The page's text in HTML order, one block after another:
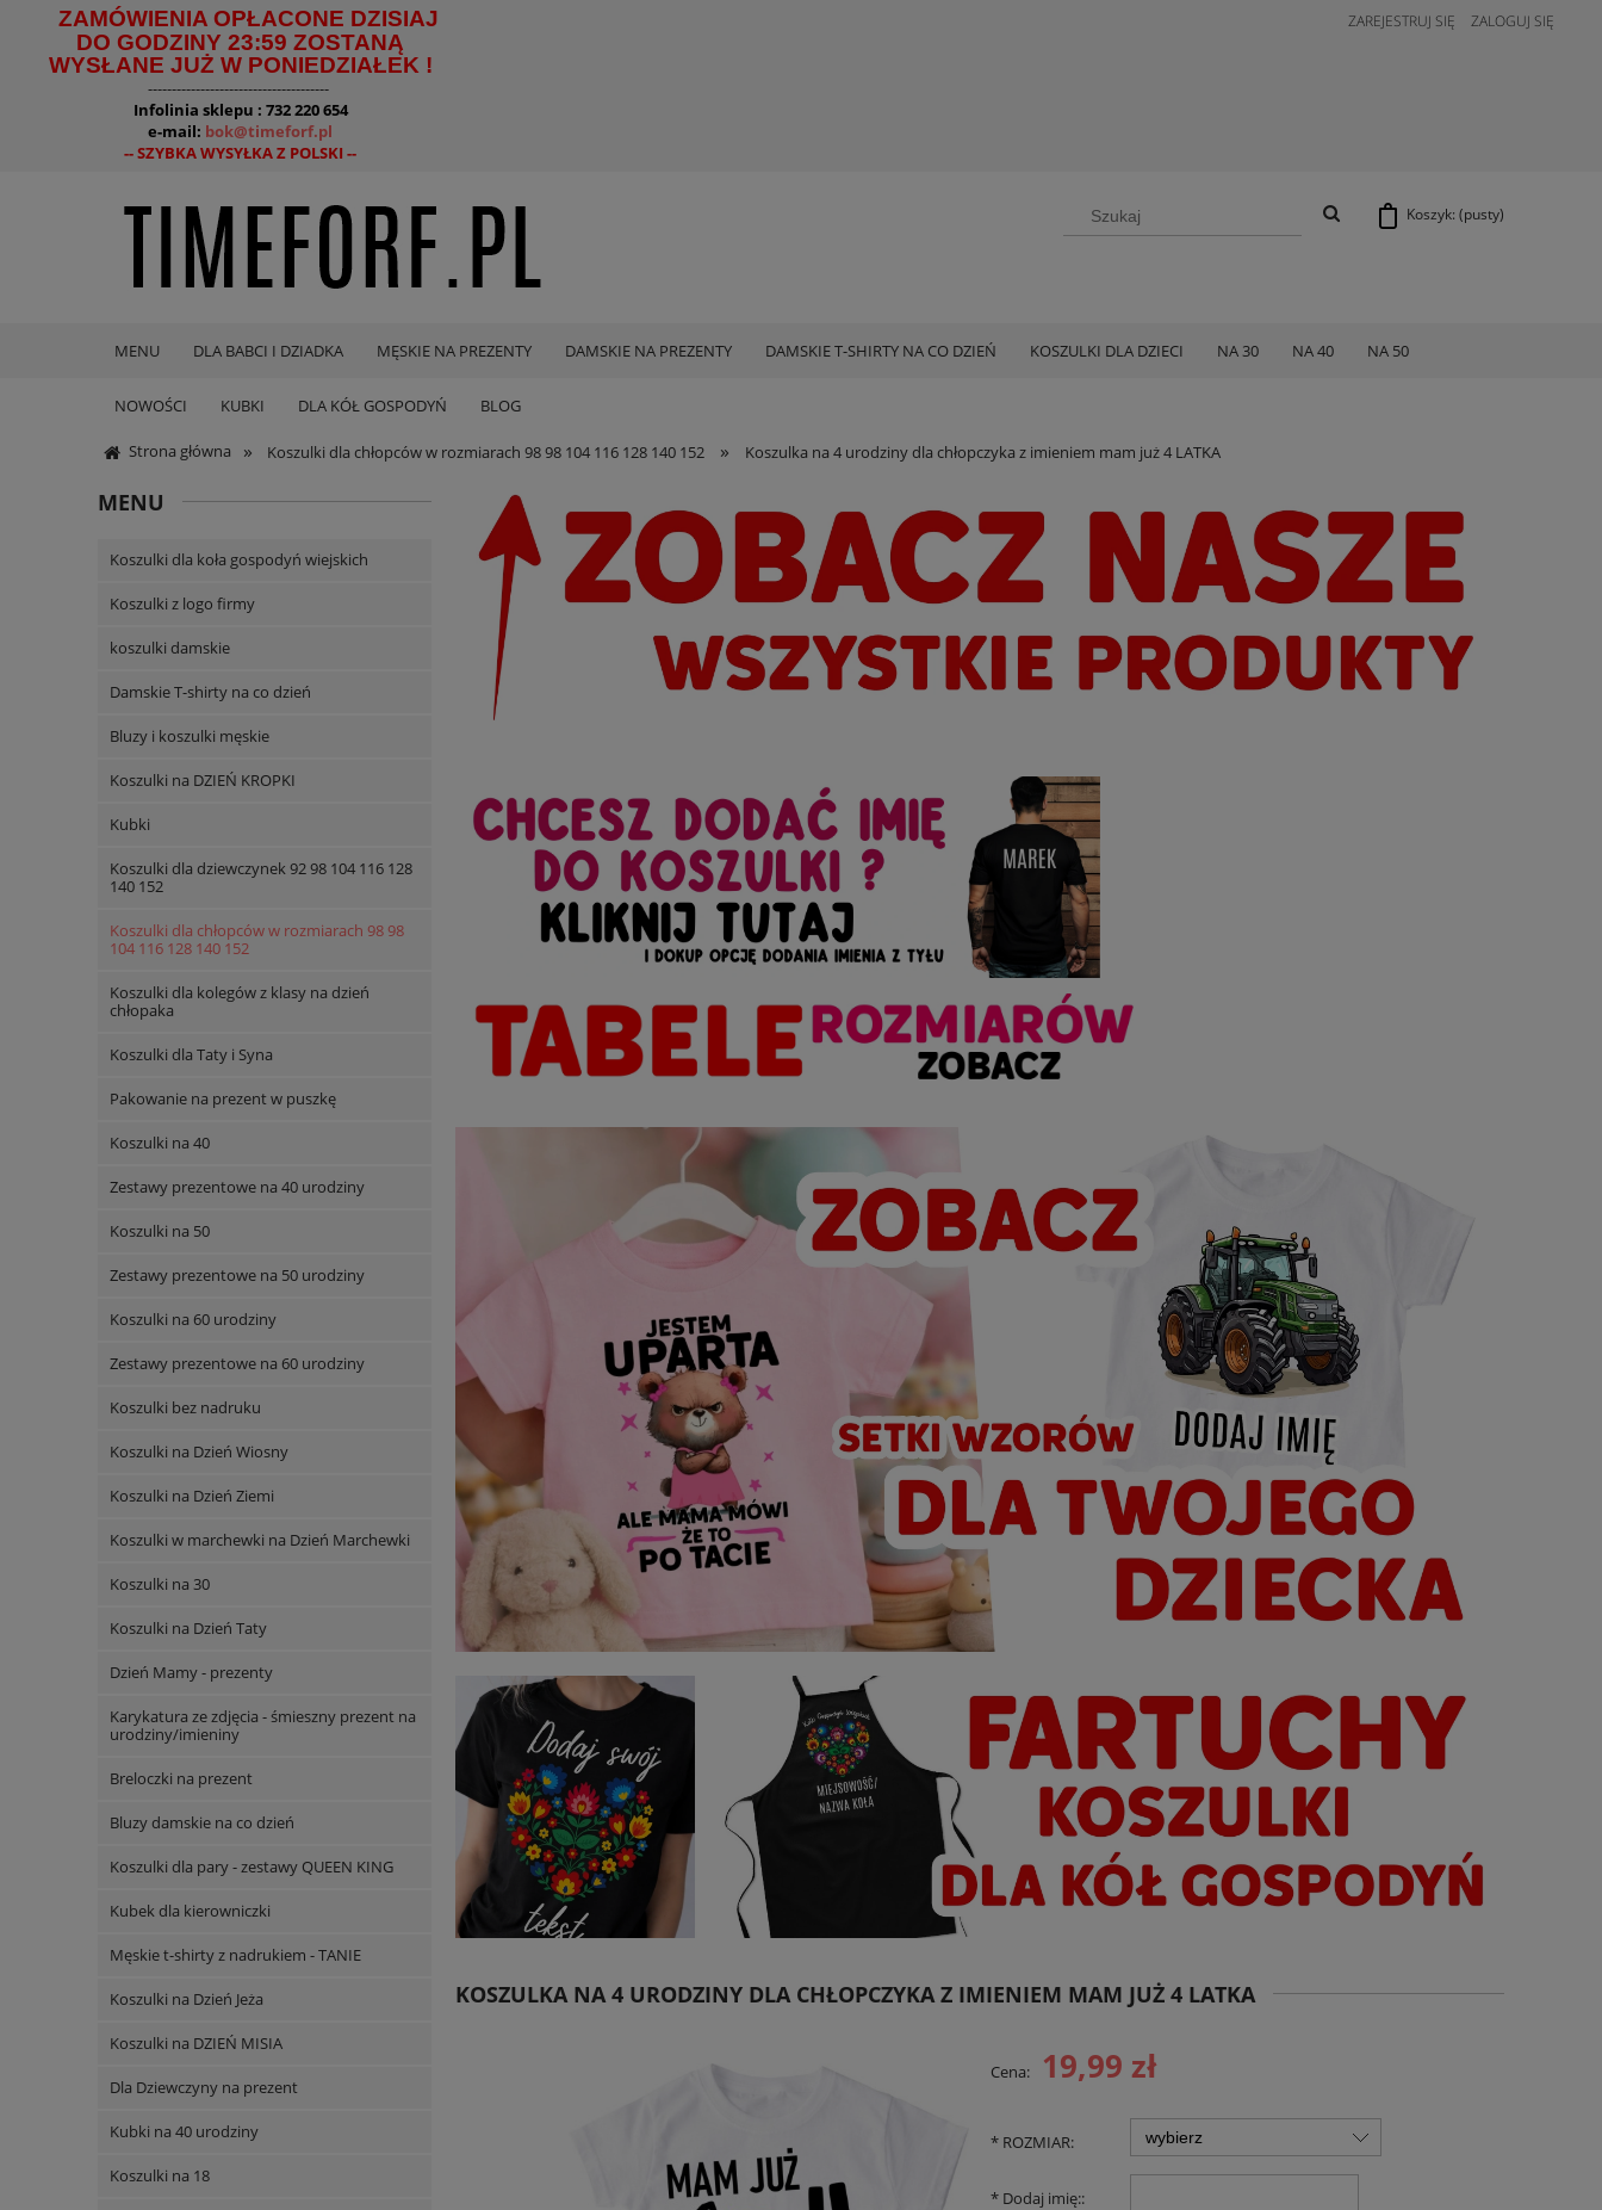
ZAMÓWIENIA OPŁACONE DZISIAJ
DO GODZINY 23:59 ZOSTANĄ
WYSŁANE JUŻ W PONIEDZIAŁEK !
--------------------------------------
Infolinia sklepu : 732 220 654
e-mail: bok@timeforf.pl
-- SZYBKA WYSYŁKA Z POLSKI --
ZAREJESTRUJ SIĘ ZALOGUJ SIĘ
Koszyk: (pusty)
MENU DLA BABCI I DZIADKA MĘSKIE NA PREZENTY DAMSKIE NA PREZENTY DAMSKIE T-SHIRTY NA CO DZIEŃ KOSZULKI DLA DZIECI NA 30 NA 40 NA 50
NOWOŚCI KUBKI DLA KÓŁ GOSPODYŃ BLOG
Strona główna » Koszulki dla chłopców w rozmiarach 98 98 104 116 128 140 152 » Koszulka na 4 urodziny dla chłopczyka z imieniem mam już 4 LATKA
MENU
Koszulki dla koła gospodyń wiejskich
Koszulki z logo firmy
koszulki damskie
Damskie T-shirty na co dzień
Bluzy i koszulki męskie
Koszulki na DZIEŃ KROPKI
Kubki
Koszulki dla dziewczynek 92 98 104 116 128
140 152
Koszulki dla chłopców w rozmiarach 98 98
104 116 128 140 152
Koszulki dla kolegów z klasy na dzień
chłopaka
Koszulki dla Taty i Syna
Pakowanie na prezent w puszkę
Koszulki na 40
Zestawy prezentowe na 40 urodziny
Koszulki na 50
Zestawy prezentowe na 50 urodziny
Koszulki na 60 urodziny
Zestawy prezentowe na 60 urodziny
Koszulki bez nadruku
Koszulki na Dzień Wiosny
Koszulki na Dzień Ziemi
Koszulki w marchewki na Dzień Marchewki
Koszulki na 30
Koszulki na Dzień Taty
Dzień Mamy - prezenty
Karykatura ze zdjęcia - śmieszny prezent na
urodziny/imieniny
Breloczki na prezent
Bluzy damskie na co dzień
Koszulki dla pary - zestawy QUEEN KING
Kubek dla kierowniczki
Męskie t-shirty z nadrukiem - TANIE
Koszulki na Dzień Jeża
Koszulki na DZIEŃ MISIA
Dla Dziewczyny na prezent
Kubki na 40 urodziny
Koszulki na 18
KOSZULKA NA 4 URODZINY DLA CHŁOPCZYKA Z IMIENIEM MAM JUŻ 4 LATKA
Cena: 19,99 zł
* ROZMIAR:
* Dodaj imię::